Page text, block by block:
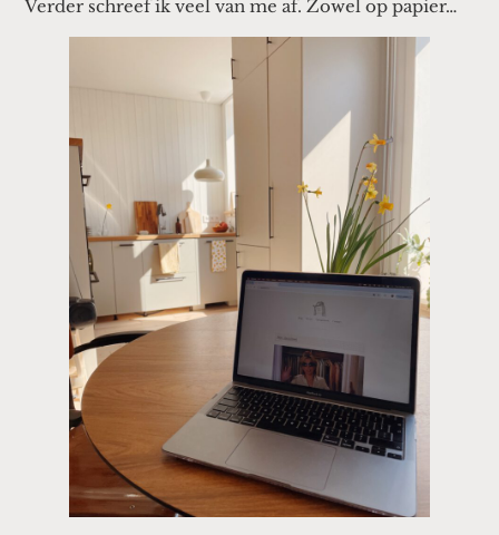
Verder schreef ik veel van me af. Zowel op papier…